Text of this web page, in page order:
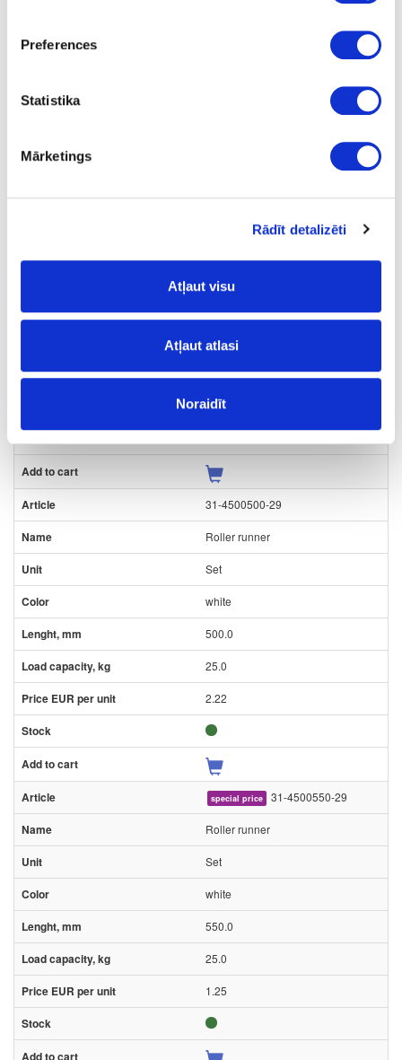
Preferences
Statistika
Mārketings
Rādīt detalizēti
Atļaut visu
Atļaut atlasi
Noraidīt
450.0
25.0
2.02
31-4500500-29
Roller runner
Set
white
500.0
25.0
2.22
special price 31-4500550-29
Roller runner
Set
white
550.0
25.0
1.25